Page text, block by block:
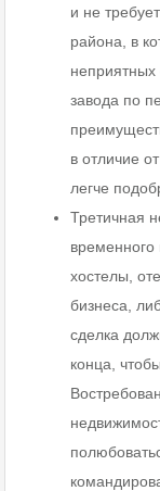
и не
района, в
завода по
в отличие
легче
Третичная
временного
хостелы,
бизнеса,
сделка
конца,